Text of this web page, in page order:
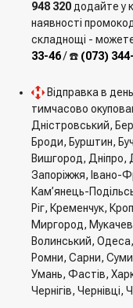
948 320додайте у
наявності
складнощі -
33-46/ ☎️ (073)
Відправка в
тимчасово
Дністровський,
Броди, Бурштин,
Вишгород,
Запоріжжя, Івано-
Кам’янець-
Ріг, Кременчук,
Миргород,
Волинський,
Ромни, Сарни,
Умань, Фастів,
Чернігів,